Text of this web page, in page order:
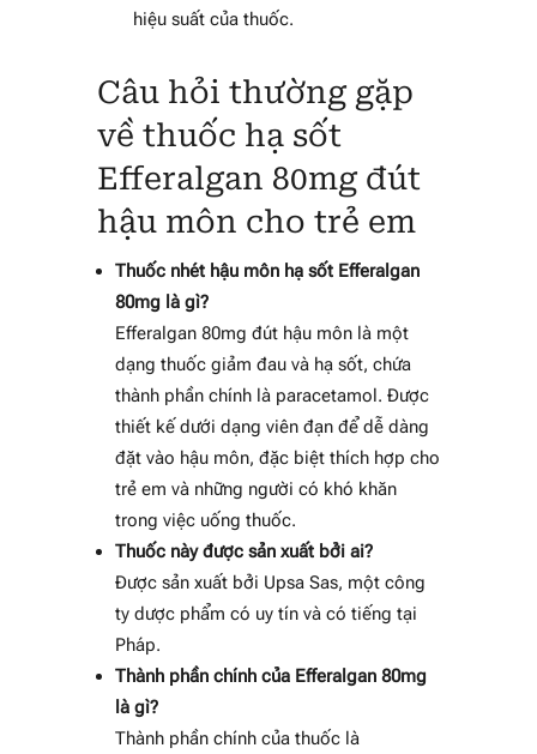
hiệu suất của thuốc.
Câu hỏi thường gặp
về thuốc hạ sốt
Efferalgan 80mg đút
hậu môn cho trẻ em
Thuốc nhét hậu môn hạ sốt Efferalgan
80mg là gì?
Efferalgan 80mg đút hậu môn là một
dạng thuốc giảm đau và hạ sốt, chứa
thành phần chính là paracetamol. Được
thiết kế dưới dạng viên đạn để dễ dàng
đặt vào hậu môn, đặc biệt thích hợp cho
trẻ em và những người có khó khăn
trong việc uống thuốc.
Thuốc này được sản xuất bởi ai?
Được sản xuất bởi Upsa Sas, một công
ty dược phẩm có uy tín và có tiếng tại
Pháp.
Thành phần chính của Efferalgan 80mg
là gì?
Thành phần chính của thuốc là